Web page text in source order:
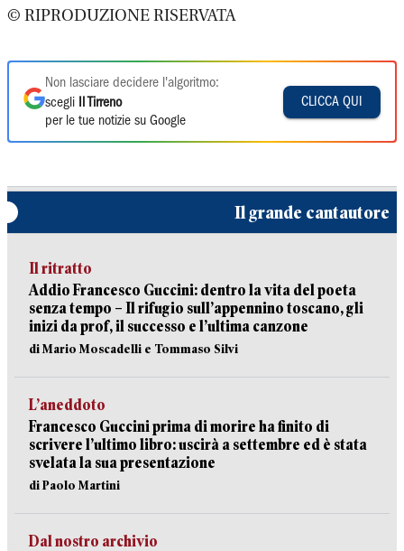
© RIPRODUZIONE RISERVATA
Non lasciare decidere l'algoritmo:
scegli
Il Tirreno
per le tue notizie su Google
CLICCA QUI
Il grande cantautore
Il ritratto
Addio Francesco Guccini: dentro la vita del poeta
senza tempo – Il rifugio sull’appennino toscano, gli
inizi da prof, il successo e l’ultima canzone
di Mario Moscadelli e Tommaso Silvi
L’aneddoto
Francesco Guccini prima di morire ha finito di
scrivere l’ultimo libro: uscirà a settembre ed è stata
svelata la sua presentazione
di Paolo Martini
Dal nostro archivio